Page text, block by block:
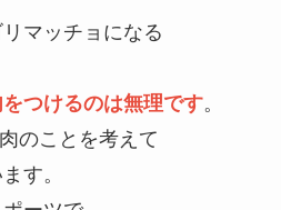
マッチョになる
つけるのは無理です。
のことを考えて
す。